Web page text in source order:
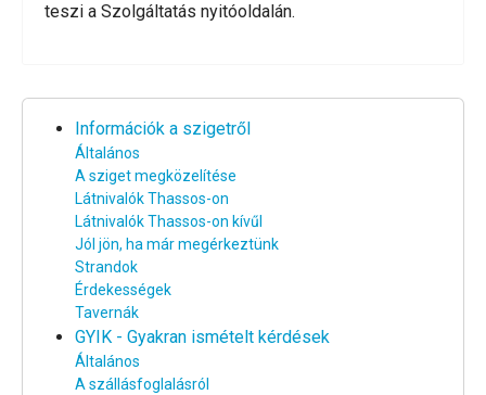
teszi a Szolgáltatás nyitóoldalán.
Információk a szigetről
Általános
A sziget megközelítése
Látnivalók Thassos-on
Látnivalók Thassos-on kívűl
Jól jön, ha már megérkeztünk
Strandok
Érdekességek
Tavernák
GYIK - Gyakran ismételt kérdések
Általános
A szállásfoglalásról